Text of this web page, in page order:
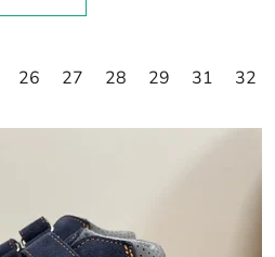
26 27 28 29 31 32